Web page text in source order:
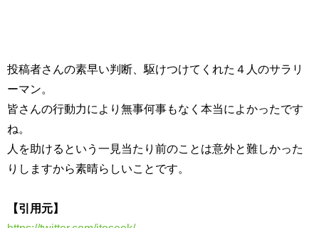
投稿者さんの素早い判断、駆けつけてくれた４人のサラリ
ーマン。
皆さんの行動力により無事何事もなく本当によかったです
ね。
人を助けるという一見当たり前のことは意外と難しかった
りしますから素晴らしいことです。
【引用元】